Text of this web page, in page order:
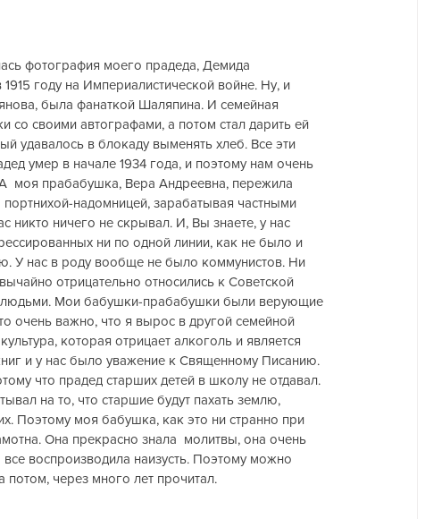
фотография моего прадеда, Демида
году на Империалистической войне. Ну, и
была фанаткой Шаляпина. И семейная
со своими автографами, а потом стал дарить ей
удавалось в блокаду выменять хлеб. Все эти
умер в начале 1934 года, и поэтому нам очень
моя прабабушка, Вера Андреевна, пережила
надомницей, зарабатывая частными
никто ничего не скрывал. И, Вы знаете, у нас
ни по одной линии, как не было и
У нас в роду вообще не было коммунистов. Ни
отрицательно относились к Советской
людьми. Мои бабушки-прабабушки были верующие
очень важно, что я вырос в другой семейной
которая отрицает алкоголь и является
и у нас было уважение к Священному Писанию.
что прадед старших детей в школу не отдавал.
на то, что старшие будут пахать землю,
Поэтому моя бабушка, как это ни странно при
Она прекрасно знала  молитвы, она очень
воспроизводила наизусть. Поэтому можно
через много лет прочитал.